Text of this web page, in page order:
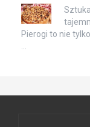
Pierogi to nie